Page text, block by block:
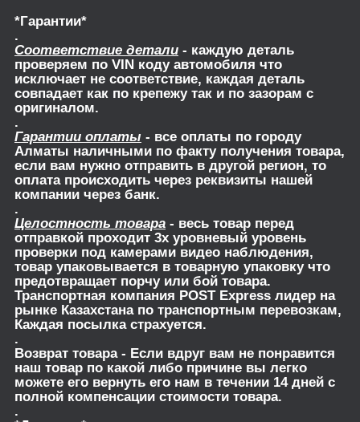
*Гарантии*
.
Соответствие детали - каждую деталь
проверяем по VIN коду автомобиля что
исключает не соответствие, каждая деталь
совпадает как по крепежу так и по зазорам с
оригиналом.
.
Гарантии оплаты - все оплаты по городу
Алматы наличными по факту получения товара,
если вам нужно отправить в другой регион, то
оплата происходить через реквизиты нашей
компании через банк.
.
Целостность товара - весь товар перед
отправкой проходит 3х уровневый уровень
проверки под камерами видео наблюдения,
товар упаковывается в товарную упаковку что
предотвращает порчу или бой товара.
Транспортная компания POST Express лидер на
рынке Казахстана по транспортным перевозкам,
Каждая посылка страхуется.
.
Возврат товара- Если вдруг вам не понравится
наш товар по какой либо причине вы легко
можете его вернуть его нам в течении 14 дней с
полной компенсации стоимости товара.
.